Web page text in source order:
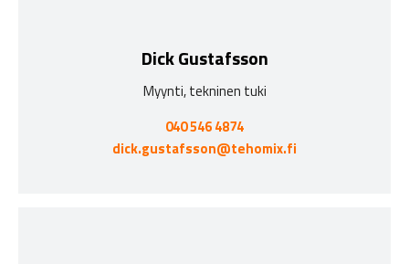
Dick Gustafsson
Myynti, tekninen tuki
040 546 4874
dick.gustafsson@tehomix.fi